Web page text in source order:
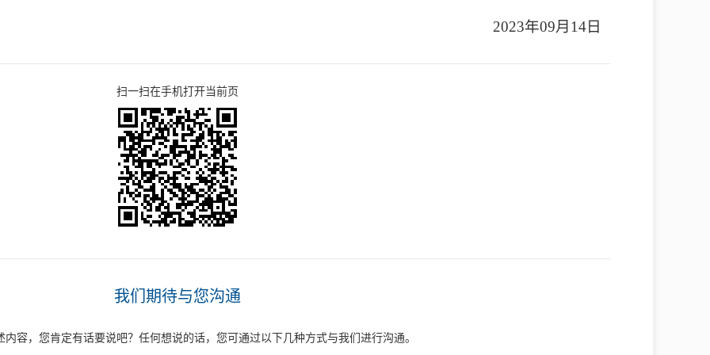
2023年09月14日
扫一扫在手机打开当前页
我们期待与您沟通
内容，您肯定有话要说吧？任何想说的话，您可通过以下几种方式与我们进行沟通。